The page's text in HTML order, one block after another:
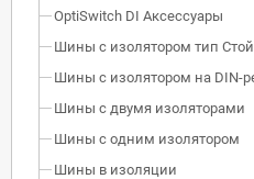
OptiSwitch DI Аксессуары
Шины с изолятором тип
Шины с изолятором на DIN-
Шины с двумя изоляторами
Шины с одним изолятором
Шины в изоляции